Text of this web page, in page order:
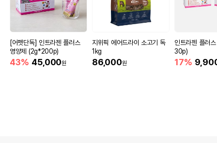
[어펫단독] 인트라젠 플러스
영양제 (2g*200p)
43% 45,000원
지위픽 에어드라이 소고기 독
1kg
86,000원
인트라젠 플러
30p)
17%